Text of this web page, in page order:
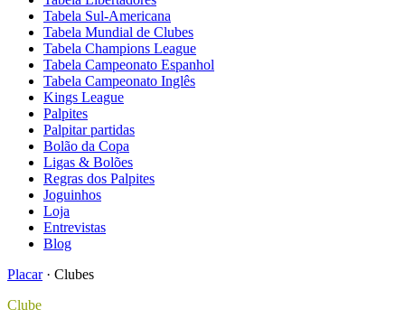
Tabela Sul-Americana
Tabela Mundial de Clubes
Tabela Champions League
Tabela Campeonato Espanhol
Tabela Campeonato Inglês
Kings League
Palpites
Palpitar partidas
Bolão da Copa
Ligas & Bolões
Regras dos Palpites
Joguinhos
Loja
Entrevistas
Blog
Placar · Clubes
Clube